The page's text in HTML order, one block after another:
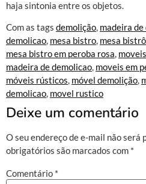
haja sintonia entre os objetos.
Com as tags demolição, madeira
demolicao, mesa bistro, mesa
mesa bistro em peroba rosa,
madeira de demolicao, moveis em
móveis rústicos, móvel demolição,
demolicao, movel rustico
Deixe um comentário
O seu endereço de e-mail não será
obrigatórios são marcados com *
Comentário *